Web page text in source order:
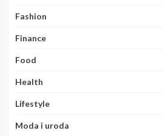
Fashion
Finance
Food
Health
Lifestyle
Moda i uroda